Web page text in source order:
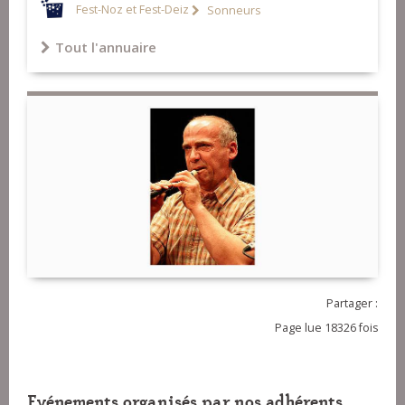
Fest-Noz et Fest-Deiz Sonneurs
Tout l'annuaire
Partager :
Page lue 18326 fois